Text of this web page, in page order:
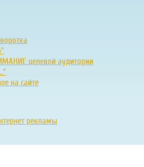
целевой аудитории
на сайте
рекламы